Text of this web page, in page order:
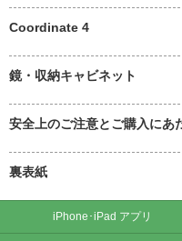
Coordinate 4
鏡・収納キャビネット
安全上のご注意とご購入にあ
裏表紙
iPhone･iPad アプリ